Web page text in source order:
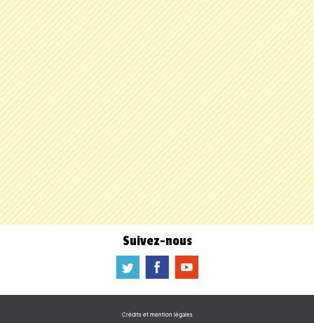
Suivez-nous
a b f
Crédits et mention légales